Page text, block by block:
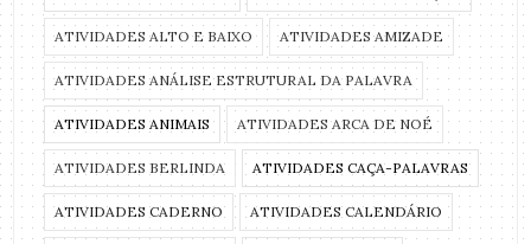
ATIVIDADES ALTO E BAIXO ATIVIDADES AMIZADE
ATIVIDADES ANÁLISE ESTRUTURAL DA PALAVRA
ATIVIDADES ANIMAIS ATIVIDADES ARCA DE NOÉ
ATIVIDADES BERLINDA ATIVIDADES CAÇA-PALAVRAS
ATIVIDADES CADERNO ATIVIDADES CALENDÁRIO